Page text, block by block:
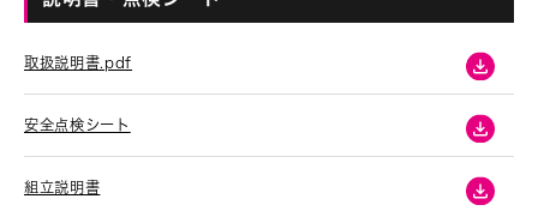
取扱説明書.pdf
安全点検シート
組立説明書